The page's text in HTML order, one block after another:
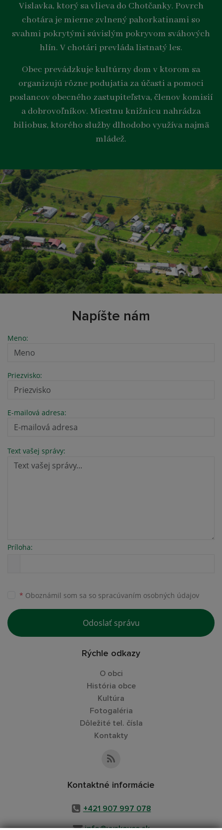
Vislavka, ktorý sa vlieva do Chotčanky. Povrch
chotára je mierne zvlnený pahorkatinami so
svahmi pokrytými súvislým pokryvom sváhových
hlín. V chotári prevláda listnatý les.
Obec prevádzkuje kultúrny dom v ktorom sa
organizujú rôzne podujatia za účasti a pomoci
poslancov obecného zastupiteľstva, členov komisií
a dobrovoľníkov. Miestnu knižnicu nahrádza
biliobus, ktorého služby dlhodobo využíva najmä
mládež.
Napíšte nám
Meno:
Priezvisko:
E-mailová adresa:
Text vašej správy:
Príloha:
* Oboznámil som sa so spracúvaním osobných údajov
Odoslať správu
Rýchle odkazy
O obci
História obce
Kultúra
Fotogaléria
Dôležité tel. čísla
Kontakty
Kontaktné informácie
+421 907 997 078